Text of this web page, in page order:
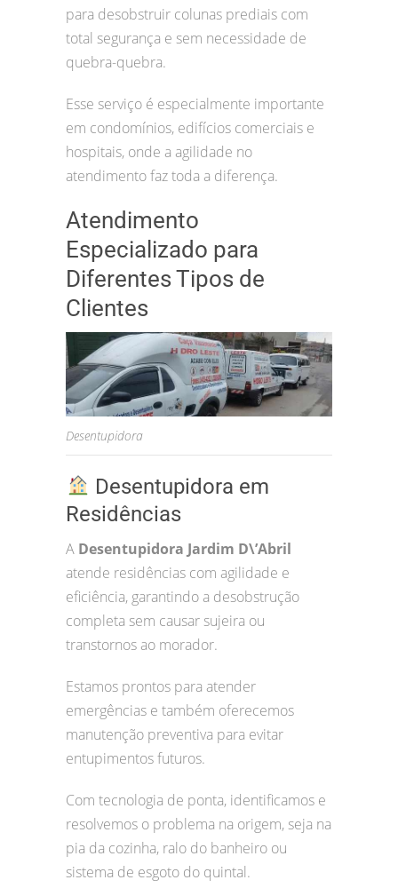
para desobstruir colunas prediais com
total segurança e sem necessidade de
quebra-quebra.
Esse serviço é especialmente importante
em condomínios, edifícios comerciais e
hospitais, onde a agilidade no
atendimento faz toda a diferença.
Atendimento
Especializado para
Diferentes Tipos de
Clientes
Desentupidora
Desentupidora em
Residências
A Desentupidora Jardim D\’Abril
atende residências com agilidade e
eficiência, garantindo a desobstrução
completa sem causar sujeira ou
transtornos ao morador.
Estamos prontos para atender
emergências e também oferecemos
manutenção preventiva para evitar
entupimentos futuros.
Com tecnologia de ponta, identificamos e
resolvemos o problema na origem, seja na
pia da cozinha, ralo do banheiro ou
sistema de esgoto do quintal.